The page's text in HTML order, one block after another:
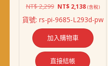
NT$2,299 原
價
NT$ 2,299。
NT$2,138目
價
格：
NT$
(含稅)
貨號: rs-pi-9685-L293d-pw
加入購物車
直接結帳